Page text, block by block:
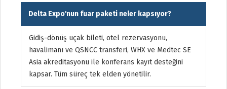
Delta Expo'nun fuar paketi neler kapsıyor?
Gidiş-dönüş uçak bileti, otel rezervasyonu,
havalimanı ve QSNCC transferi, WHX ve Medtec SE
Asia akreditasyonu ile konferans kayıt desteğini
kapsar. Tüm süreç tek elden yönetilir.